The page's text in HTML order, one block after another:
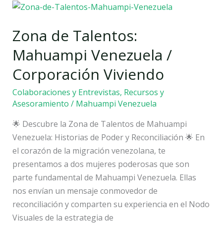
Zona de Talentos:
Mahuampi Venezuela /
Corporación Viviendo
Colaboraciones y Entrevistas, Recursos y
Asesoramiento / Mahuampi Venezuela
🌟 Descubre la Zona de Talentos de Mahuampi
Venezuela: Historias de Poder y Reconciliación 🌟 En
el corazón de la migración venezolana, te
presentamos a dos mujeres poderosas que son
parte fundamental de Mahuampi Venezuela. Ellas
nos envían un mensaje conmovedor de
reconciliación y comparten su experiencia en el Nodo
Visuales de la estrategia de
Zona
Talentos:
Venezuela
/
Corporación
Viviendo